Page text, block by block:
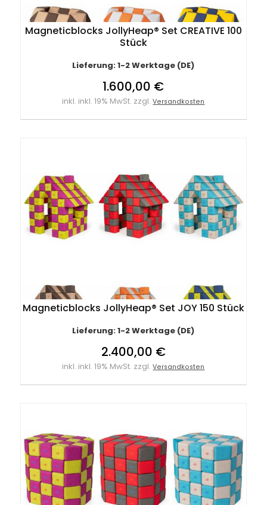
Magneticblocks JollyHeap® Set CREATIVE 100
Stück
Lieferung: 1-2 Werktage (DE)
1.600,00 €
inkl. inkl. 19% MwSt. zzgl.Versandkosten
Magneticblocks JollyHeap® Set JOY 150 Stück
Lieferung: 1-2 Werktage (DE)
2.400,00 €
inkl. inkl. 19% MwSt. zzgl.Versandkosten